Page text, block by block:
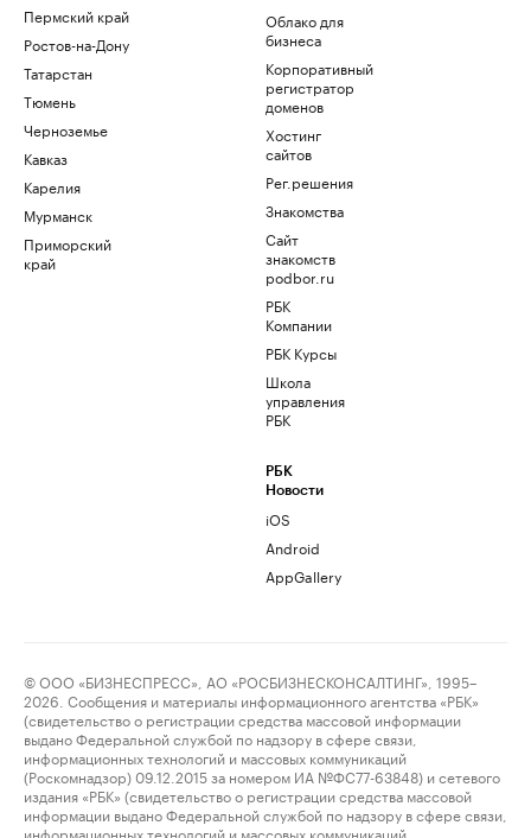
Пермский край
Ростов-на-Дону
Татарстан
Тюмень
Черноземье
Кавказ
Карелия
Мурманск
Приморский
край
Облако для
бизнеса
Корпоративный
регистратор
доменов
Хостинг
сайтов
Рег.решения
Знакомства
Сайт
знакомств
podbor.ru
РБК
Компании
РБК Курсы
Школа
управления
РБК
РБК
Новости
iOS
Android
AppGallery
© ООО «БИЗНЕСПРЕСС», АО «РОСБИЗНЕСКОНСАЛТИНГ», 1995–
2026. Сообщения и материалы информационного агентства «РБК»
(свидетельство о регистрации средства массовой информации
выдано Федеральной службой по надзору в сфере связи,
информационных технологий и массовых коммуникаций
(Роскомнадзор) 09.12.2015 за номером ИА №ФС77-63848) и сетевого
издания «РБК» (свидетельство о регистрации средства массовой
информации выдано Федеральной службой по надзору в сфере связи,
информационных технологий и массовых коммуникаций